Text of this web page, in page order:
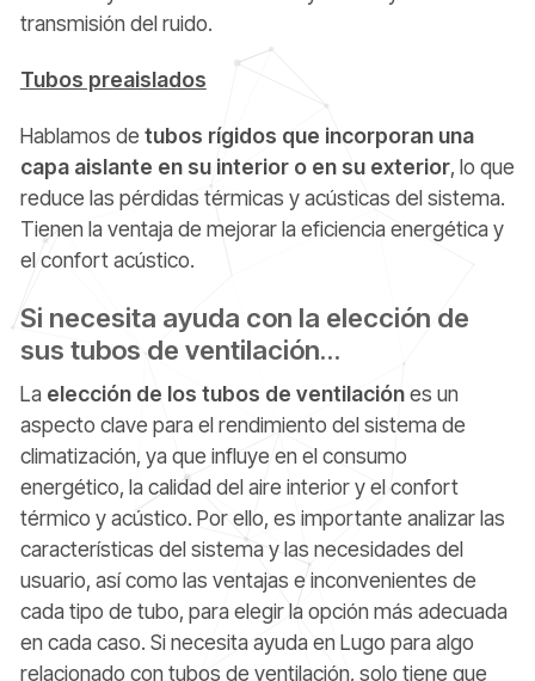
transmisión del ruido.
Tubos preaislados
Hablamos de tubos rígidos que incorporan una
capa aislante en su interior o en su exterior, lo que
reduce las pérdidas térmicas y acústicas del sistema.
Tienen la ventaja de mejorar la eficiencia energética y
el confort acústico.
Si necesita ayuda con la elección de
sus tubos de ventilación…
La elección de los tubos de ventilaciónes un
aspecto clave para el rendimiento del sistema de
climatización, ya que influye en el consumo
energético, la calidad del aire interior y el confort
térmico y acústico. Por ello, es importante analizar las
características del sistema y las necesidades del
usuario, así como las ventajas e inconvenientes de
cada tipo de tubo, para elegir la opción más adecuada
en cada caso. Si necesita ayuda en Lugo para algo
relacionado con tubos de ventilación, solo tiene que